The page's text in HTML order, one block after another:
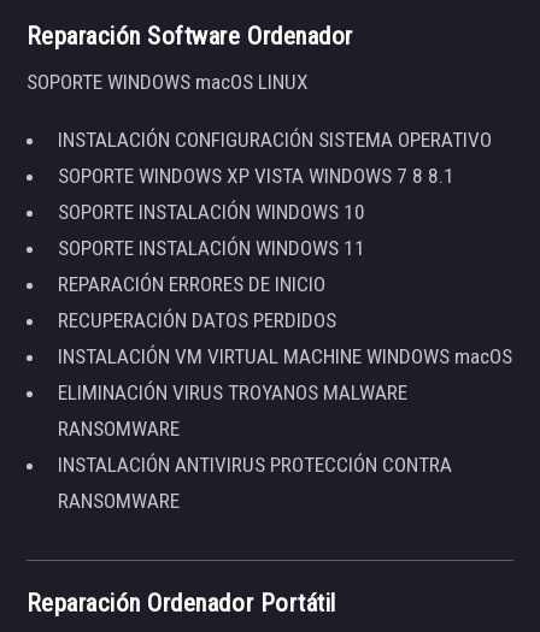
Reparación Software Ordenador
SOPORTE WINDOWS macOS LINUX
INSTALACIÓN CONFIGURACIÓN SISTEMA OPERATIVO
SOPORTE WINDOWS XP VISTA WINDOWS 7 8 8.1
SOPORTE INSTALACIÓN WINDOWS 10
SOPORTE INSTALACIÓN WINDOWS 11
REPARACIÓN ERRORES DE INICIO
RECUPERACIÓN DATOS PERDIDOS
INSTALACIÓN VM VIRTUAL MACHINE WINDOWS macOS
ELIMINACIÓN VIRUS TROYANOS MALWARE
RANSOMWARE
INSTALACIÓN ANTIVIRUS PROTECCIÓN CONTRA
RANSOMWARE
Reparación Ordenador Portátil